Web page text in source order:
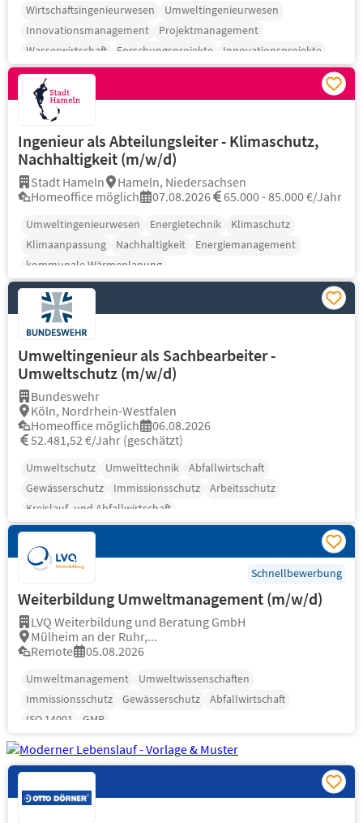
Wirtschaftsingenieurwesen
Umweltingenieurwesen
Innovationsmanagement
Projektmanagement
Wasserwirtschaft
Forschungsprojekte Innovationsprojekte
Ingenieur als Abteilungsleiter - Klimaschutz,
Nachhaltigkeit (m/w/d)
Stadt Hameln
Hameln, Niedersachsen
Homeoffice möglich
07.08.2026 65.000 - 85.000 €/Jahr
Umweltingenieurwesen Energietechnik
Klimaschutz
Klimaanpassung
Nachhaltigkeit
Energiemanagement
kommunale Wärmeplanung
Umweltingenieur als Sachbearbeiter -
Umweltschutz (m/w/d)
Bundeswehr
Köln, Nordrhein-Westfalen
Homeoffice möglich
06.08.2026
52.481,52 €/Jahr (geschätzt)
Umweltschutz Umwelttechnik
Abfallwirtschaft
Gewässerschutz
Immissionsschutz
Arbeitsschutz
Kreislauf- und Abfallwirtschaft
Schnellbewerbung
Weiterbildung Umweltmanagement (m/w/d)
LVQ Weiterbildung und Beratung GmbH
Mülheim an der Ruhr,...
Remote
05.08.2026
Umweltmanagement
Umweltwissenschaften
Immissionsschutz
Gewässerschutz
Abfallwirtschaft
ISO 14001
GMP